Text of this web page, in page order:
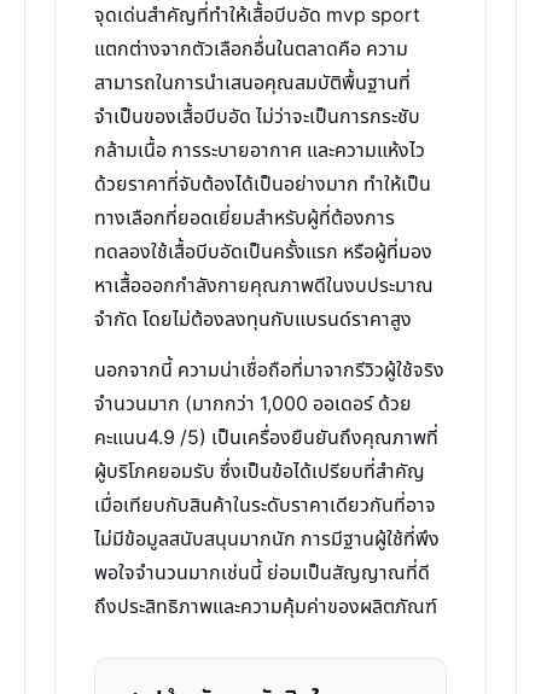
จุดเด่นสำคัญที่ทำให้เสื้อบีบอัด mvp sport
แตกต่างจากตัวเลือกอื่นในตลาดคือ ความ
สามารถในการนำเสนอคุณสมบัติพื้นฐานที่
จำเป็นของเสื้อบีบอัด ไม่ว่าจะเป็นการกระชับ
กล้ามเนื้อ การระบายอากาศ และความแห้งไว
ด้วยราคาที่จับต้องได้เป็นอย่างมาก ทำให้เป็น
ทางเลือกที่ยอดเยี่ยมสำหรับผู้ที่ต้องการ
ทดลองใช้เสื้อบีบอัดเป็นครั้งแรก หรือผู้ที่มอง
หาเสื้อออกกำลังกายคุณภาพดีในงบประมาณ
จำกัด โดยไม่ต้องลงทุนกับแบรนด์ราคาสูง
นอกจากนี้ ความน่าเชื่อถือที่มาจากรีวิวผู้ใช้จริง
จำนวนมาก (มากกว่า 1,000 ออเดอร์ ด้วย
คะแนน4.9 /5) เป็นเครื่องยืนยันถึงคุณภาพที่
ผู้บริโภคยอมรับ ซึ่งเป็นข้อได้เปรียบที่สำคัญ
เมื่อเทียบกับสินค้าในระดับราคาเดียวกันที่อาจ
ไม่มีข้อมูลสนับสนุนมากนัก การมีฐานผู้ใช้ที่พึง
พอใจจำนวนมากเช่นนี้ ย่อมเป็นสัญญาณที่ดี
ถึงประสิทธิภาพและความคุ้มค่าของผลิตภัณฑ์